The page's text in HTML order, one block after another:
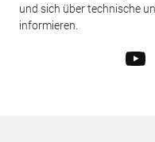
und sich über technische
informieren.